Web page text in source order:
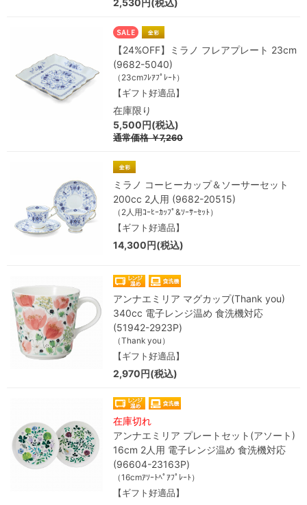
2,530円(税込)
【24%OFF】ミラノ フレアプレート 23cm
(9682-5040)
（23cmﾌﾚｱﾌﾟﾚｰﾄ）
【ギフト好適品】
在庫限り
5,500円(税込)
通常価格￥7,260
ミラノ コーヒーカップ＆ソーサーセット
200cc 2人用 (9682-20515)
（2人用ｺｰﾋｰｶｯﾌﾟ&ｿｰｻｰｾｯﾄ）
【ギフト好適品】
14,300円(税込)
アンナエミリア マグカップ(Thank you)
340cc 電子レンジ温め 食洗機対応
(51942-2923P)
（Thank you）
【ギフト好適品】
2,970円(税込)
在庫切れ
アンナエミリア プレートセット(アソート)
16cm 2人用 電子レンジ温め 食洗機対応
(96604-23163P)
（16cmｱｿｰﾄﾍﾟｱﾌﾟﾚｰﾄ）
【ギフト好適品】